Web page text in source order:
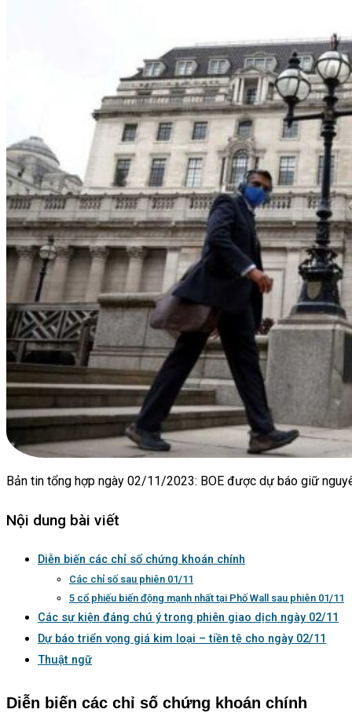
Bản tin tổng hợp ngày 02/11/2023: BOE được dự báo giữ
Nội dung bài viết
Diễn biến các chỉ số chứng khoán chính
Các chỉ số sau phiên 01/11
5 cổ phiếu biến động mạnh nhất tại Phố Wall sau phiên 01/11
Các sự kiện đáng chú ý trong phiên giao dịch ngày 02/11
Dự báo triển vọng giá kim loại – tiền tệ cho ngày 02/11
Thuật ngữ
Diễn biến các chỉ số chứng khoán chính